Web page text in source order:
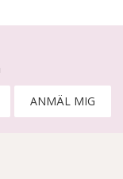
ANMÄL MIG